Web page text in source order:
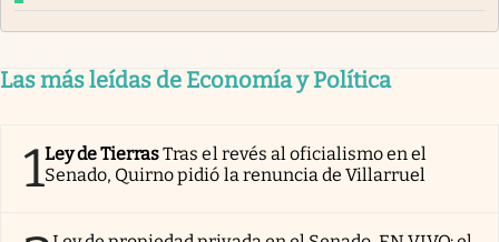
Las más leídas de Economía y Política
1Ley de TierrasTras el revés al oficialismo en el
Senado, Quirno pidió la renuncia de Villarruel